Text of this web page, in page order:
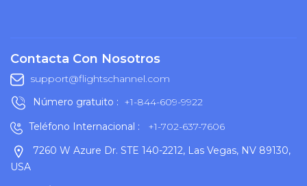
Contacta Con Nosotros
support@flightschannel.com
Número gratuito : +1-844-609-9922
Teléfono Internacional :
+1-702-637-7606
7260 W Azure Dr. STE 140-2212, Las Vegas, NV 89130,
USA